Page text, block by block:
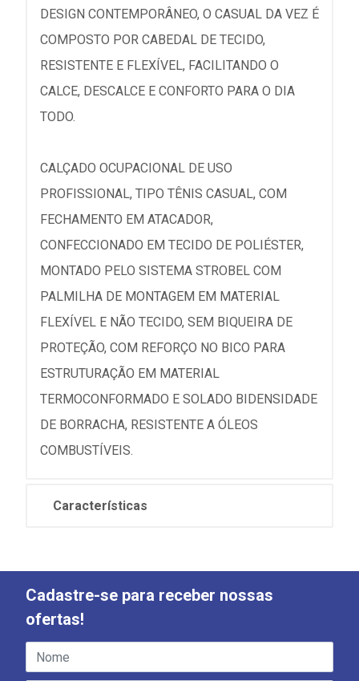
DESIGN CONTEMPORÂNEO, O CASUAL DA VEZ É
COMPOSTO POR CABEDAL DE TECIDO,
RESISTENTE E FLEXÍVEL, FACILITANDO O
CALCE, DESCALCE E CONFORTO PARA O DIA
TODO.
CALÇADO OCUPACIONAL DE USO
PROFISSIONAL, TIPO TÊNIS CASUAL, COM
FECHAMENTO EM ATACADOR,
CONFECCIONADO EM TECIDO DE POLIÉSTER,
MONTADO PELO SISTEMA STROBEL COM
PALMILHA DE MONTAGEM EM MATERIAL
FLEXÍVEL E NÃO TECIDO, SEM BIQUEIRA DE
PROTEÇÃO, COM REFORÇO NO BICO PARA
ESTRUTURAÇÃO EM MATERIAL
TERMOCONFORMADO E SOLADO BIDENSIDADE
DE BORRACHA, RESISTENTE A ÓLEOS
COMBUSTÍVEIS.
Características
Cadastre-se para receber nossas
ofertas!